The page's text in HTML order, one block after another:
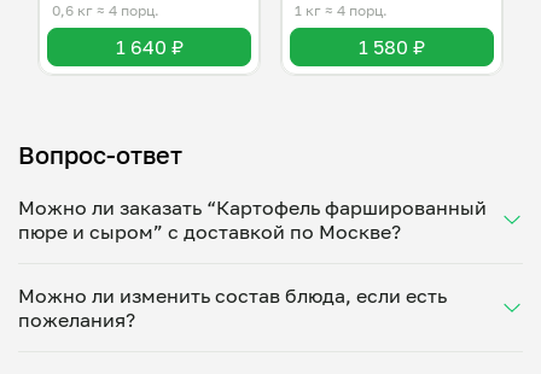
0,6 кг ≈ 4 порц.
1 640 ₽
1 кг ≈ 4 порц.
1 580 ₽
Вопрос-ответ
Можно ли заказать “Картофель фаршированный
пюре и сыром” с доставкой по Москве?
Укажите удобное время — и получите свежее
домашнее блюдо в большой порции прямо с плиты.
Можно ли изменить состав блюда, если есть
пожелания?